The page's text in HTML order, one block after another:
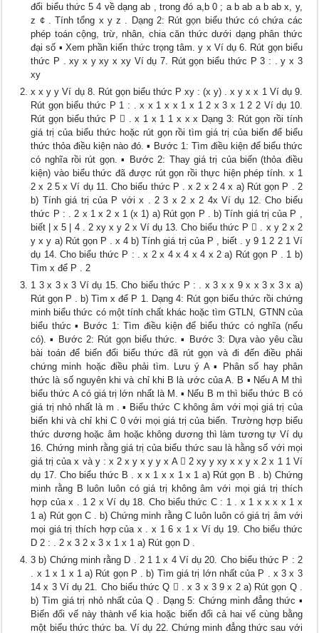
đổi biểu thức 5 4 về dạng ab , trong đó a,b 0 ; a b ab a b ab x, y,
z ¢ . Tính tổng x y z . Dạng 2: Rút gọn biểu thức có chứa các
phép toán cộng, trừ, nhân, chia căn thức dưới dạng phân thức
đại số ▪ Xem phần kiến thức trọng tâm. y x Ví dụ 6. Rút gọn biểu
thức P . xy x y xy x xy Ví dụ 7. Rút gọn biểu thức P 3 : . y x 3
xy
x x y y Ví dụ 8. Rút gọn biểu thức P xy : (x y) . x y x x 1 Ví dụ 9.
Rút gọn biểu thức P 1 : . x x 1 x x 1 x 1 2 x 3 x 1 2 2 Ví dụ 10.
Rút gọn biểu thức P  . x 1 x 1 1 x x x Dạng 3: Rút gọn rồi tính
giá trị của biểu thức hoặc rút gọn rồi tìm giá trị của biến để biểu
thức thỏa điều kiện nào đó. ▪ Bước 1: Tìm điều kiện để biểu thức
có nghĩa rồi rút gọn. ▪ Bước 2: Thay giá trị của biến (thỏa điều
kiện) vào biểu thức đã được rút gọn rồi thực hiện phép tính. x 1
2 x 2 5 x Ví dụ 11. Cho biểu thức P . x 2 x 2 4 x a) Rút gọn P . 2
b) Tính giá trị của P với x . 2 3 x 2 x 2 4x Ví dụ 12. Cho biểu
thức P : . 2 x 1 x 2 x 1 (x 1) a) Rút gọn P . b) Tính giá trị của P ,
biết | x 5 | 4 . 2 xy x y 2 x Ví dụ 13. Cho biểu thức P  . x y 2 x 2
y x y a) Rút gọn P . x 4 b) Tính giá trị của P , biết . y 9 1 2 2 1 Ví
dụ 14. Cho biểu thức P : . x 2 x 4 x 4 x 4 x 2 a) Rút gọn P . 1 b)
Tìm x để P . 2
1 3 x 3 x 3 Ví dụ 15. Cho biểu thức P : . x 3 x x 9 x x 3 x 3 x a)
Rút gọn P . b) Tìm x để P 1. Dạng 4: Rút gọn biểu thức rồi chứng
minh biểu thức có một tính chất khác hoặc tìm GTLN, GTNN của
biểu thức ▪ Bước 1: Tìm điều kiện để biểu thức có nghĩa (nếu
có). ▪ Bước 2: Rút gọn biểu thức. ▪ Bước 3: Dựa vào yêu cầu
bài toán để biến đổi biểu thức đã rút gọn và đi đến điều phải
chứng minh hoặc điều phải tìm. Lưu ý A ▪ Phân số hay phân
thức là số nguyên khi và chỉ khi B là ước của A. B ▪ Nếu A M thì
biểu thức A có giá trị lớn nhất là M. ▪ Nếu B m thì biểu thức B có
giá trị nhỏ nhất là m . ▪ Biểu thức C không âm với mọi giá trị của
biến khi và chỉ khi C 0 với mọi giá trị của biến. Trường hợp biểu
thức dương hoặc âm hoặc không dương thì làm tương tự Ví dụ
16. Chứng minh rằng giá trị của biểu thức sau là hằng số với mọi
giá trị của x và y : x 2 x y x y y x A  2 xy y xy x x y x 2 x 1 1 Ví
dụ 17. Cho biểu thức B . x x 1 x x 1 x 1 a) Rút gọn B . b) Chứng
minh rằng B luôn luôn có giá trị không âm với mọi giá trị thích
hợp của x . 1 2 x Ví dụ 18. Cho biểu thức C : 1 . x 1 x x x x 1 x
1 a) Rút gọn C . b) Chứng minh rằng C luôn luôn có giá trị âm với
mọi giá trị thích hợp của x . x 1 6 x 1 x Ví dụ 19. Cho biểu thức
D 2 : . 2 x 3 2 x 3 x 1 x 1 a) Rút gọn D .
3 b) Chứng minh rằng D . 2 1 1 x 4 Ví dụ 20. Cho biểu thức P : 2
. x 1 x 1 x 1 a) Rút gọn P . b) Tìm giá trị lớn nhất của P . x 3 x 3
14 x 3 Ví dụ 21. Cho biểu thức Q  . x 3 x 3 9 x 2 a) Rút gọn Q .
b) Tìm giá trị nhỏ nhất của Q . Dạng 5: Chứng minh đẳng thức ▪
Biến đổi vế này thành vế kia hoặc biến đổi cả hai vế cùng bằng
một biểu thức thức ba. Ví dụ 22. Chứng minh đẳng thức sau với